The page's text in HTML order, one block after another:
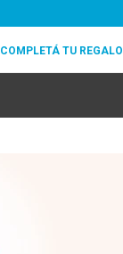
COMPLETÁ TU REGALO